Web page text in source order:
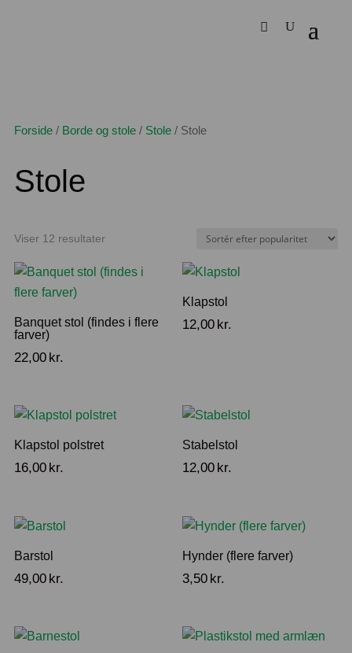
Forside / Borde og stole / Stole / Stole
Stole
Viser 12 resultaterSorteret
popularitet
Banquet stol (findes i flere
farver)
22,00 kr.
Klapstol
12,00 kr.
Klapstol polstret
16,00 kr.
Stabelstol
12,00 kr.
Barstol
49,00 kr.
Hynder (flere farver)
3,50 kr.